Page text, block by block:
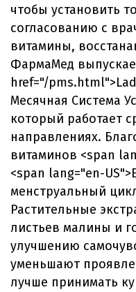
чтобы установить
согласованию с
витамины,
ФармаМед
href="/
Месячная Система
который работает
направлениях.
витаминов <span
<span lang="en-
менструальный
Растительные
листьев малины и
улучшению
уменьшают
лучше принимать